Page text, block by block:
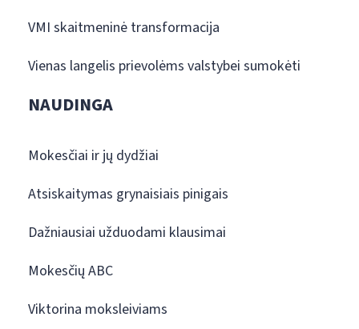
VMI skaitmeninė transformacija
Vienas langelis prievolėms valstybei sumokėti
NAUDINGA
Mokesčiai ir jų dydžiai
Atsiskaitymas grynaisiais pinigais
Dažniausiai užduodami klausimai
Mokesčių ABC
Viktorina moksleiviams